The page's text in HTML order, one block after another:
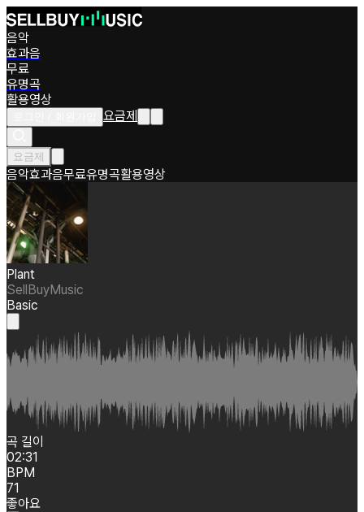
음악
효과음
무료
유명곡
활용영상
요금제
요금제
음악효과음무료유명곡활용영상
Plant
SellBuyMusic
Basic
곡 길이
02:31
BPM
71
좋아요